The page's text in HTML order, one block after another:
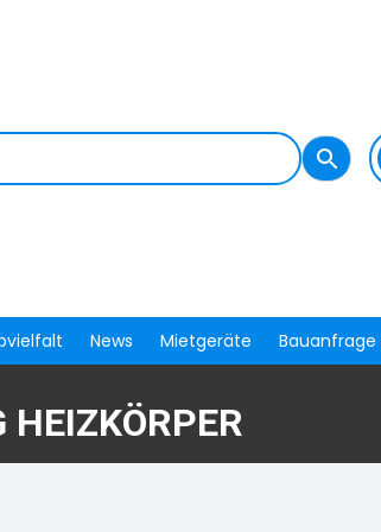
News Mietgeräte Bauanfrage
HEIZKÖRPER